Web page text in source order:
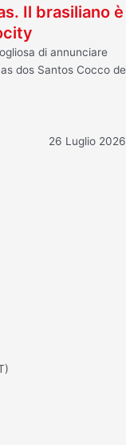
Il brasiliano è
di annunciare
dos Santos Cocco de
26 Luglio 2026